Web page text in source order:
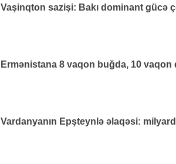
Vaşinqton sazişi: Bakı dominant gücə
Ermənistana 8 vaqon buğda, 10
Vardanyanın Epşteynlə əlaqəsi: